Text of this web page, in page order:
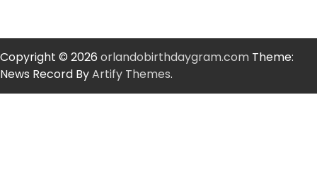
Copyright © 2026 orlandobirthdaygram.com Theme:
News Record ByArtify Themes.